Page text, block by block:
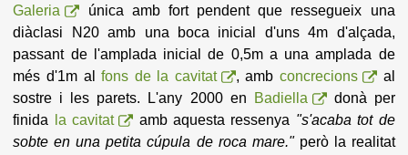
Galeria
única amb fort pendent que ressegueix una
diàclasi N20 amb una boca inicial d'uns 4m d'alçada,
passant de l'amplada inicial de 0,5m a una amplada de
més d'1m alfons de la cavitat , amb concrecions
al
sostre i les parets. L'any 2000 en
Badiella
donà per
finida
la cavitat amb aquesta ressenya "s'acaba tot de
sobte en una petita cúpula de roca mare."però la realitat